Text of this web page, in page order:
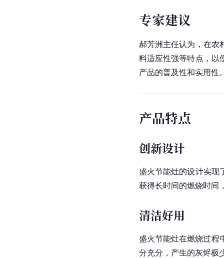
专家建议
郝芳洲主任认为，在农
料适应性强等特点，以
产品的普及性和实用性
产品特点
创新设计
盛火节能灶的设计实现
获得长时间的燃烧时间
清洁好用
盛火节能灶在燃烧过
分充分，产生的灰烬极